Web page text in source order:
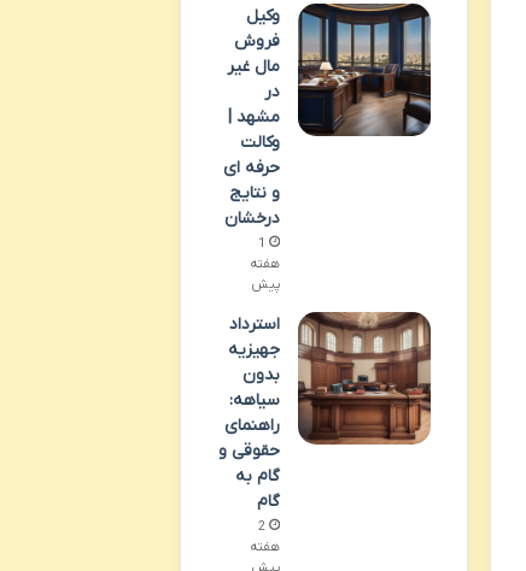
وکیل
فروش
مال غیر
در
مشهد |
وکالت
حرفه ای
و نتایج
درخشان
1
هفته
پیش
استرداد
جهیزیه
بدون
سیاهه:
راهنمای
حقوقی و
گام به
گام
2
هفته
پیش